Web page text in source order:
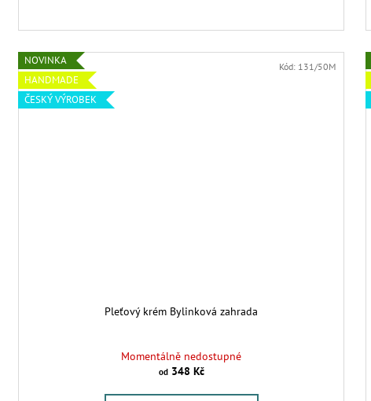
NOVINKA
HANDMADE
ČESKÝ VÝROBEK
Pleťový krém Bylinková zahrada
Momentálně nedostupné
od348 Kč
Kód: 131/50M